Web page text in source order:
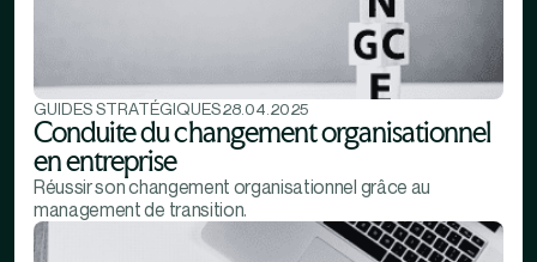
GUIDES STRATÉGIQUES28.04.2025
Conduite du changement organisationnel
en entreprise
Réussir son changement organisationnel grâce au
management de transition.